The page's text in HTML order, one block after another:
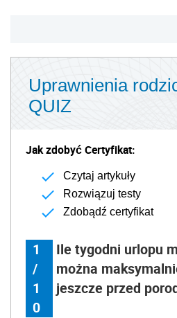
Uprawnienia
QUIZ
Jak zdobyć Certyfikat:
Czytaj artykuły
Rozwiązuj testy
Zdobądź certyfikat
1
/
1
0
Ile tygodni urlopu
można
jeszcze przed